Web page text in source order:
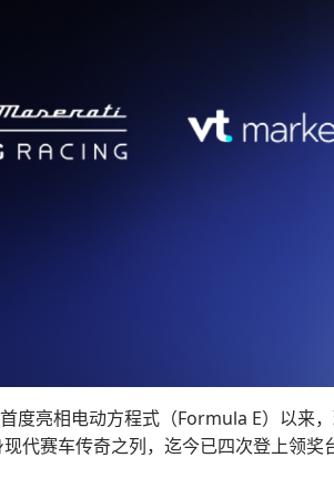
度亮相电动方程式（Formula E）以来
代赛车传奇之列，迄今已四次登上领奖